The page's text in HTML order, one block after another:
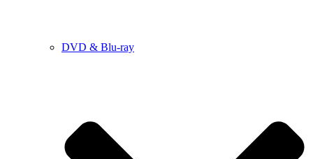
DVD & Blu-ray